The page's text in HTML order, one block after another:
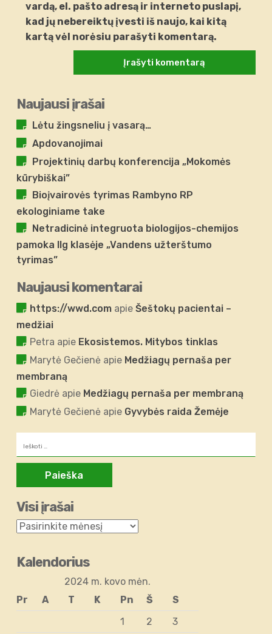
vardą, el. pašto adresą ir interneto puslapį,
kad jų nebereiktų įvesti iš naujo, kai kitą
kartą vėl norėsiu parašyti komentarą.
Naujausi įrašai
Lėtu žingsneliu į vasarą…
Apdovanojimai
Projektinių darbų konferencija „Mokomės
kūrybiškai”
Bioįvairovės tyrimas Rambyno RP
ekologiniame take
Netradicinė integruota biologijos-chemijos
pamoka IIg klasėje „Vandens užterštumo
tyrimas”
Naujausi komentarai
https://wwd.com apieŠeštokų pacientai –
medžiai
Petra apie Ekosistemos. Mitybos tinklas
Marytė Gečienė apie Medžiagų pernaša per
membraną
Giedrė apie Medžiagų pernaša per membraną
Marytė Gečienė apie Gyvybės raida Žemėje
Visi įrašai
Kalendorius
2024 m. kovo mėn.
Pr
A T K Pn Š
S
1
2 3